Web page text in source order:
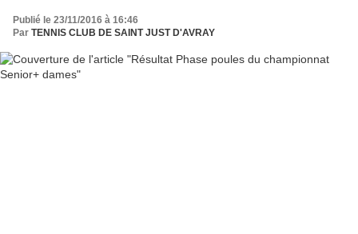
Publié le 23/11/2016 à 16:46
Par TENNIS CLUB DE SAINT JUST D'AVRAY